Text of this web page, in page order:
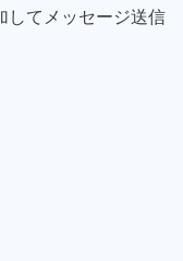
してメッセージ送信